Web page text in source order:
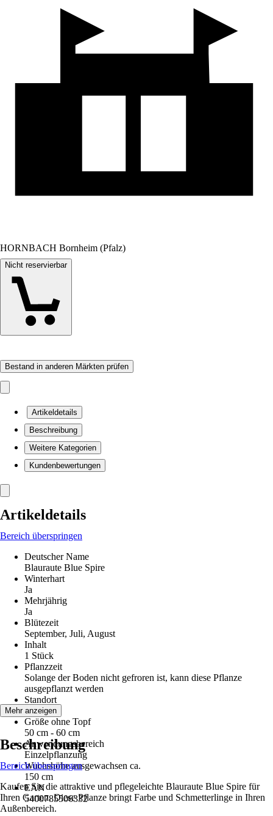
HORNBACH Bornheim (Pfalz)
Nicht reservierbar
Bestand in anderen Märkten prüfen
Artikeldetails
Beschreibung
Weitere Kategorien
Kundenbewertungen
Artikeldetails
Bereich überspringen
Deutscher Name
Blauraute Blue Spire
Winterhart
Ja
Mehrjährig
Ja
Blütezeit
September, Juli, August
Inhalt
1 Stück
Pflanzzeit
Solange der Boden nicht gefroren ist, kann diese Pflanze
ausgepflanzt werden
Standort
Sonne
Größe ohne Topf
50 cm - 60 cm
Anwendungsbereich
Einzelpflanzung
Wuchshöhe ausgewachsen ca.
150 cm
EAN
5400785506332
Mehr anzeigen
Beschreibung
Bereich überspringen
Kaufen Sie die attraktive und pflegeleichte Blauraute Blue Spire für
Ihren Garten. Diese Pflanze bringt Farbe und Schmetterlinge in Ihren
Außenbereich.